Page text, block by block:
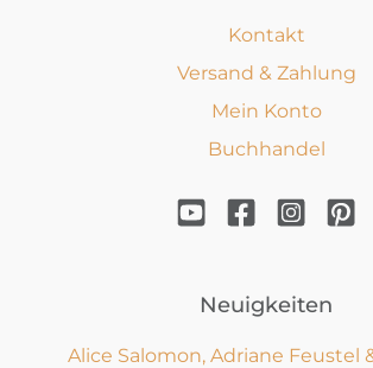
Kontakt
Versand & Zahlung
Mein Konto
Buchhandel
Neuigkeiten
Alice Salomon, Adriane Feustel